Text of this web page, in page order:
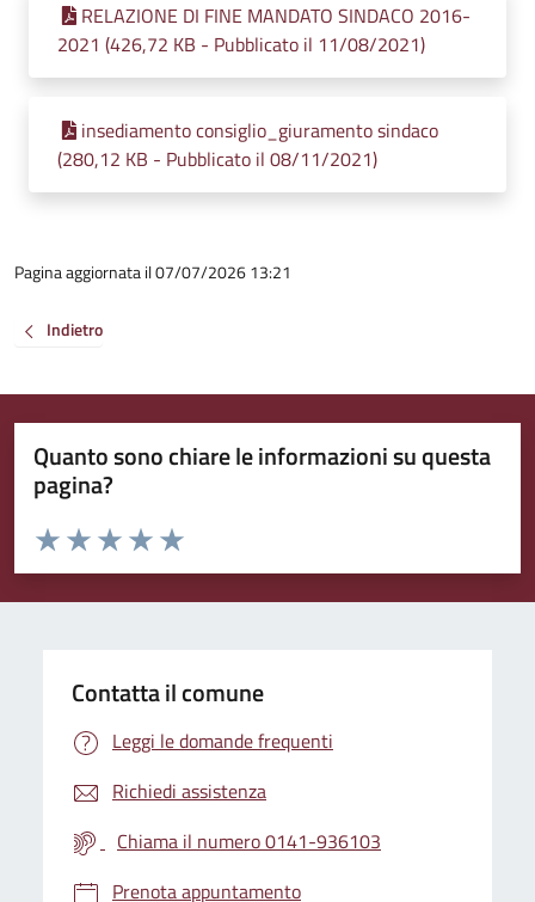
RELAZIONE DI FINE MANDATO SINDACO 2016-
2021 (426,72 KB - Pubblicato il 11/08/2021)
insediamento consiglio_giuramento sindaco
(280,12 KB - Pubblicato il 08/11/2021)
Pagina aggiornata il 07/07/2026 13:21
Indietro
Quanto sono chiare le informazioni su questa
pagina?
Valuta da 1 a 5 stelle la pagina
Valuta 5 stelle su 5
Valuta 4 stelle su 5
Valuta 3 stelle su 5
Valuta 2 stelle su 5
Valuta 1 stelle su 5
Contatta il comune
Leggi le domande frequenti
Richiedi assistenza
Chiama il numero 0141-936103
Prenota appuntamento